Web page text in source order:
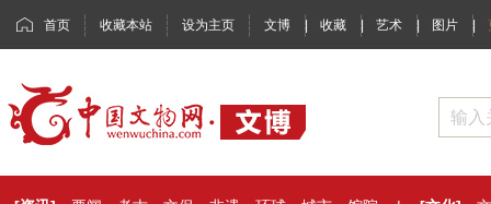
首页 收藏本站 设为主页 文博 | 收藏 | 艺术 | 图片 |